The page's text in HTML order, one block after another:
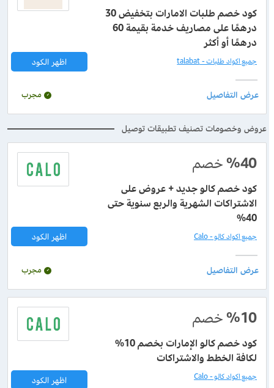
كود خصم طلبات الامارات بتخفيض 30
درهمًا على مصاريف خدمة بقيمة 60
درهمًا أو أكثر
اظهر الكود جميع اكواد طلبات - talabat
مجرب
عروض وخصومات تصنيف تطبيقات توصيل
%40خصم
كود خصم كالو جديد + عروض على
الاشتراكات الشهرية والربع سنوية حتى
40%
اظهر الكود جميع اكواد كالو - Calo
مجرب
%10خصم
كود خصم كالو الإمارات بخصم 10%
لكافة الخطط والاشتراكات
اظهر الكود جميع اكواد كالو - Calo